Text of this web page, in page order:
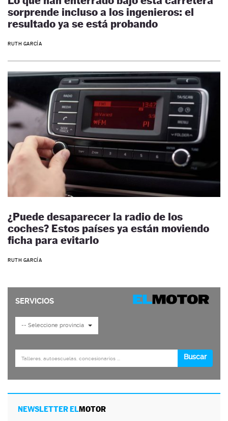
sorprende incluso a los ingenieros: el
resultado ya se está probando
RUTH GARCÍA
¿Puede desaparecer la radio de los
coches? Estos países ya están moviendo
ficha para evitarlo
RUTH GARCÍA
NEWSLETTER ELMOTOR